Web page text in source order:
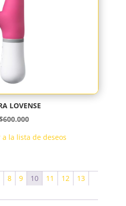
LOVENSE
600.000
la lista de deseos
8 9 10 11 12
13